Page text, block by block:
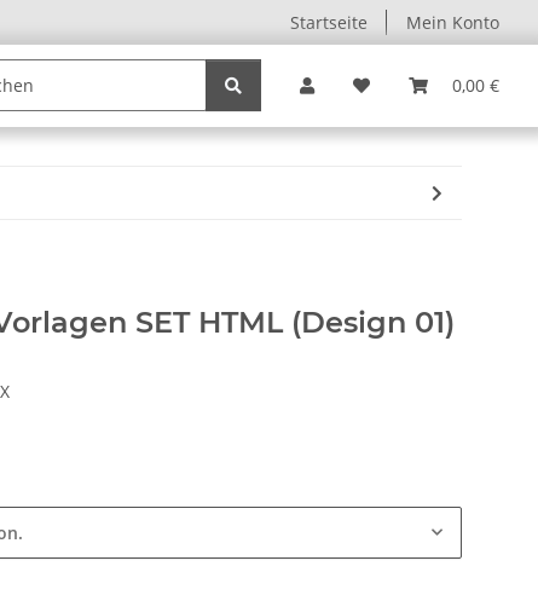
Startseite Mein Konto
0,00 €
SET HTML (Design 01)